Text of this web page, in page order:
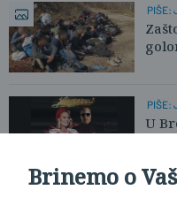
PIŠE:
PIŠE:
U
Brinemo o